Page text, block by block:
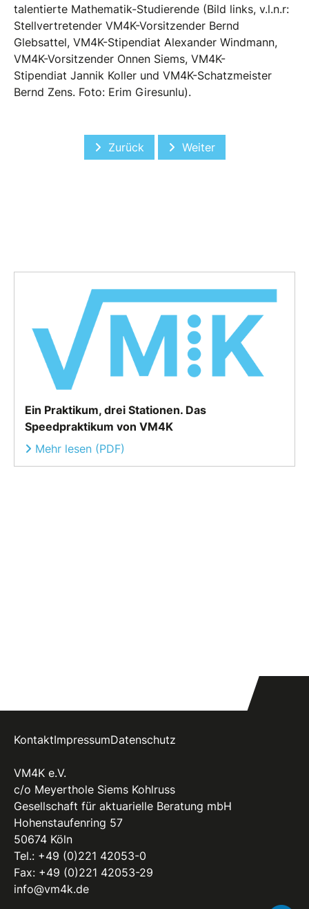
talentierte Mathematik-Studierende (Bild links, v.l.n.r:
Stellvertretender VM4K-Vorsitzender Bernd
Glebsattel, VM4K-Stipendiat Alexander Windmann,
VM4K-Vorsitzender Onnen Siems, VM4K-
Stipendiat Jannik Koller und VM4K-Schatzmeister
Bernd Zens. Foto: Erim Giresunlu).
Vorheriger Beitrag: Nachbericht
Zurück Nächster Beitrag:
Weiter
Ein Praktikum, drei Stationen. Das
Speedpraktikum von VM4K
Mehr lesen (PDF)
KontaktImpressumDatenschutz
VM4K e.V.
c/o Meyerthole Siems Kohlruss
Gesellschaft für aktuarielle Beratung mbH
Hohenstaufenring 57
50674 Köln
Tel.: +49 (0)221 42053-0
Fax: +49 (0)221 42053-29
info@vm4k.de